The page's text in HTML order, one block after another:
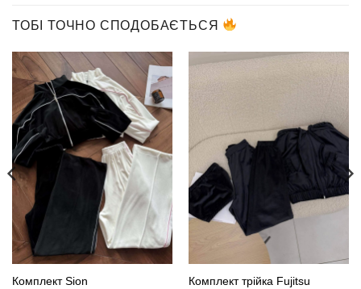
ТОБІ ТОЧНО СПОДОБАЄТЬСЯ
Комплект Sion
Комплект трійка Fujitsu